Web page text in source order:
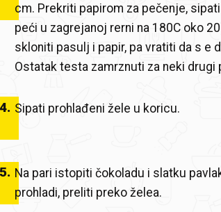
cm. Prekriti papirom za pečenje,
peći u zagrejanoj rerni na 180C oko
skloniti pasulj i papir, pa vratiti da s e
Ostatak testa zamrznuti za neki drugi
4. Sipati prohlađeni žele u koricu.
5. Na pari istopiti čokoladu i slatku
prohladi, preliti preko želea.